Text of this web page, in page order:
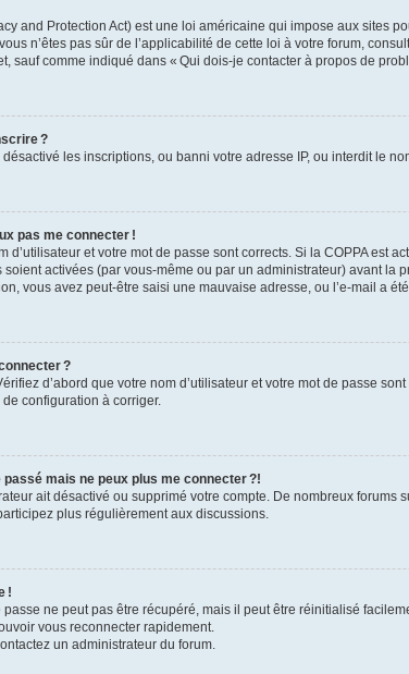
and Protection Act) est une loi américaine qui impose aux sites
n’êtes pas sûr de l’applicabilité de cette loi à votre forum,
sauf comme indiqué dans « Qui dois-je contacter à propos de
?
les inscriptions, ou banni votre adresse IP, ou interdit le
pas me connecter !
d’utilisateur et votre mot de passe sont corrects. Si la COPPA
activées (par vous-même ou par un administrateur) avant
vous avez peut-être saisi une mauvaise adresse, ou l’e-mail a
?
d’abord que votre nom d’utilisateur et votre mot de passe
configuration à corriger.
mais ne peux plus me connecter ?!
ait désactivé ou supprimé votre compte. De nombreux
plus régulièrement aux discussions.
!
passe ne peut pas être récupéré, mais il peut être réinitialisé
vous reconnecter rapidement.
un administrateur du forum.